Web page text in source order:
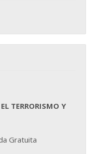
TERRORISMO Y
Gratuita